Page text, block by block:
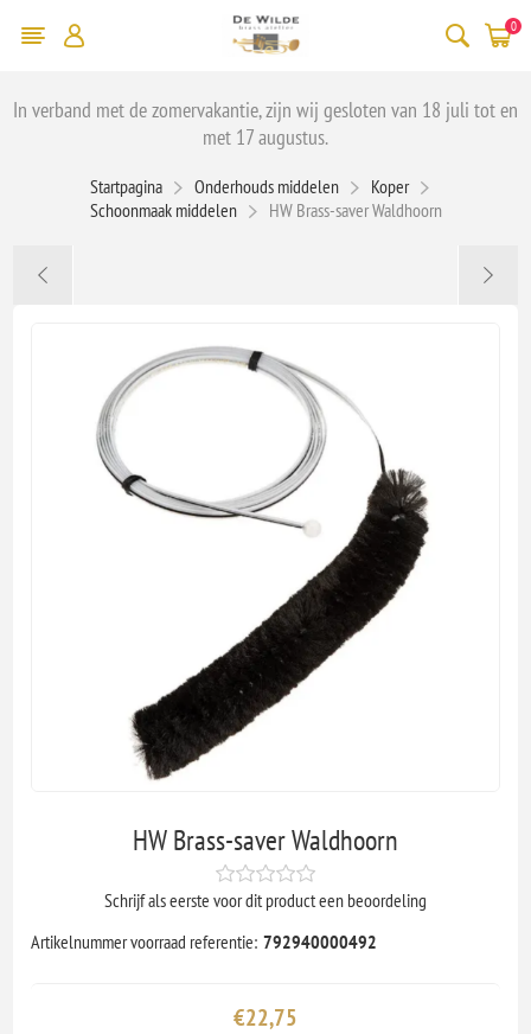
0
In verband met de zomervakantie, zijn wij gesloten van 18 juli tot en
met 17 augustus.
Startpagina Onderhouds middelen
Koper
Schoonmaak middelen
HW Brass-saver Waldhoorn
HW Brass-saver Waldhoorn
Schrijf als eerste voor dit product een beoordeling
Artikelnummer voorraad referentie: 792940000492
€22,75